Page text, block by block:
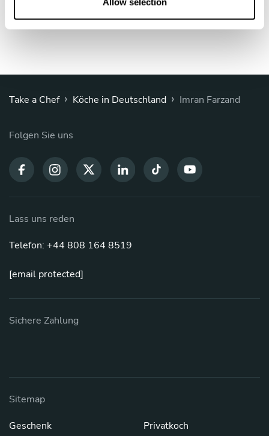
Take a Chef › Köche in Deutschland › Imran Farzand
Folgen Sie uns
Lass uns reden
Telefon: +44 808 164 8519
[email protected]
Sichere Zahlung
Sitemap
Geschenk
Privatkoch